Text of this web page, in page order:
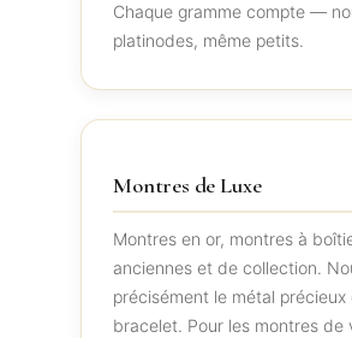
Chaque gramme compte —
platinodes, même petits.
Montres de Luxe
Montres en or, montres à
anciennes et de collection.
précisément le métal
bracelet. Pour les montres de